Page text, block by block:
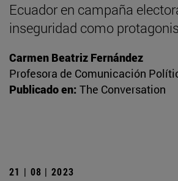
Ecuador en campaña
inseguridad como
Carmen Beatriz Fernández
Profesora de Comunicación
Publicado en: The Conversation
21 | 08 | 2023